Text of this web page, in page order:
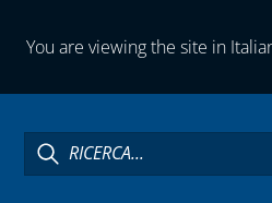
You are viewing the site in